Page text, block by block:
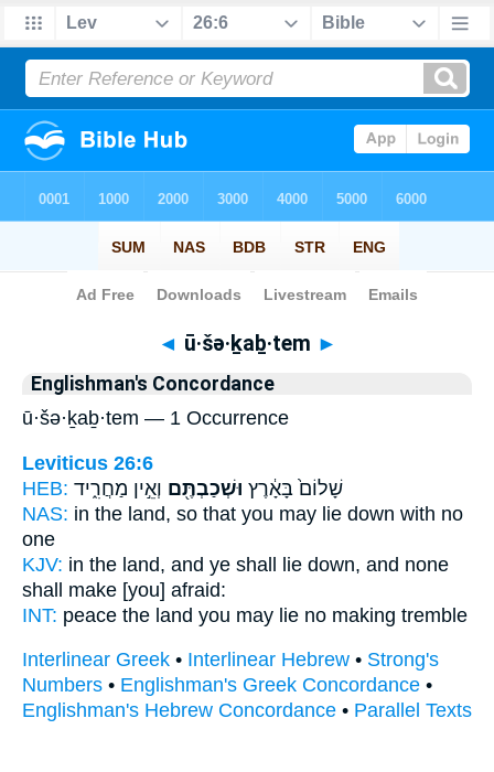
Bible> Strong's > Hebrew
◄ ū·šə·ḵaḇ·tem ►
Englishman's Concordance
ū·šə·ḵaḇ·tem — 1 Occurrence
Leviticus 26:6
HEB:
שָׁלוֹם֙ בָּאָ֔רֶץ וּשְׁכַבְתֶּ֖ם וְאֵ֣ין מַחֲרִ֑יד
NAS: in the land, so that you may lie down with no
one
KJV: in the land, and ye shall lie down, and none
shall make [you] afraid:
INT: peace the land you may lie no making tremble
Interlinear Greek • Interlinear Hebrew • Strong's
Numbers • Englishman's Greek Concordance •
Englishman's Hebrew Concordance • Parallel Texts